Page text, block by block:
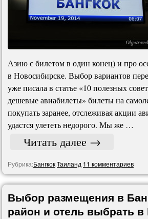
Азию с билетом в один конец) и про
в Новосибирске. Выбор вариантов
уже писала в статье «10 полезных
дешевые авиабилеты» билеты на
покупать заранее, отслеживая акции
удастся улететь недорого. Мы же …
Читать далее →
Рубрика:БангкокТаиланд 11 комментариев
Выбор размещения в
район и отель выбрать в